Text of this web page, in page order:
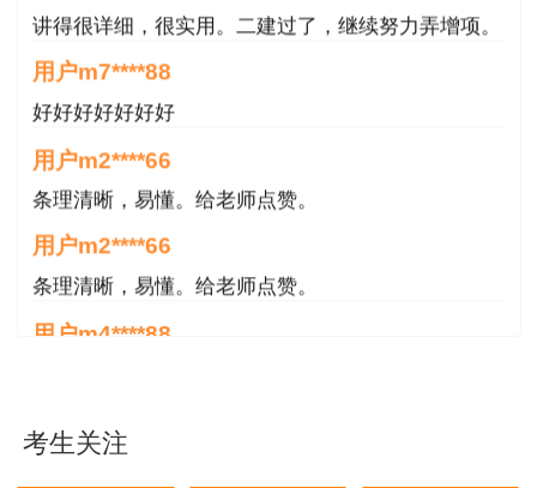
讲得很详细，很实用。二建过了，继续努力弄增项。
用户m7****88
好好好好好好好
用户m2****66
条理清晰，易懂。给老师点赞。
用户m2****66
条理清晰，易懂。给老师点赞。
用户m4****88
非常好！感谢！！！
考生关注